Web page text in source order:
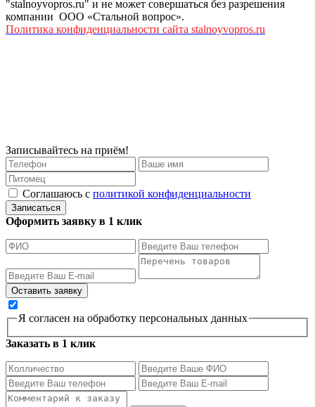
"stalnoyvopros.ru" и не может совершаться без разрешения
компании ООО «Стальной вопрос».
Политика конфиденциальности сайта stalnoyvopros.ru
Записывайтесь на приём!
Соглашаюсь с политикой конфиденциальности
Записаться
Оформить заявку в 1 клик
Я согласен на обработку персональных данных
Заказать в 1 клик